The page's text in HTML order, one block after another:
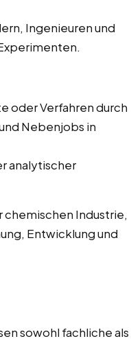
Ingenieuren und
oder Verfahren durch
Nebenjobs in
analytischer
Industrie,
Entwicklung und
sowohl fachliche als